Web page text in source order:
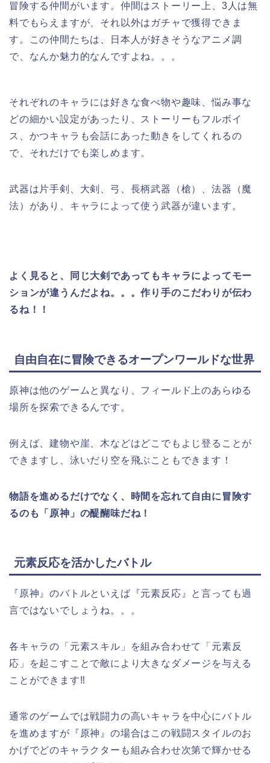
冒険する仲間がいます。仲間はストーリー上、3人は無
料でもらえますが、それ以外はガチャで獲得できま
す。この仲間たちは、日本人が好きそうなアニメ調
で、なんか魅力的なんですよね。。。
それぞれのキャラには好きな食べ物や趣味、悩み事な
どの細かい設定があったり、ストーリーも フルボイ
ス 、かつキャラも会話にあった動きをしてくれるの
で、それだけでも楽しめます。
武器は片手剣、大剣、弓、長柄武器（槍）、法器（魔
法）があり、キャラによって使う武器が違います。
よく見ると、同じ大剣であってもキャラによってモー
ションが違うんだよね。。。作り手のこだわりが伝わ
るね！！
自由自在に冒険できるオープンワールドな世界
原神は他のゲームと異なり、 フィールド上のあらゆる
場所を探索できる んです。
例えば、建物や崖、木などはどこでもよじ登ることが
できますし、泳いだり空を飛ぶこともできます！
物語を進めるだけでなく、時間を忘れて自由に冒険す
るのも「原神」の醍醐味だね！
元素反応を活かしたバトル
『原神』のバトルといえば『元素反応』 と言っても過
言ではないでしょうね。。。
各キャラの「元素スキル」を組み合わせて「元素反
応」を起こすことで敵により大きなダメージを与える
ことができます‼︎
通常のゲームでは戦闘力の高いキャラを中心にバトル
を進めますが『原神』の場合はこの戦闘スタイルのお
かげでどのキャラクターも組み合わせ次第で輝かせる